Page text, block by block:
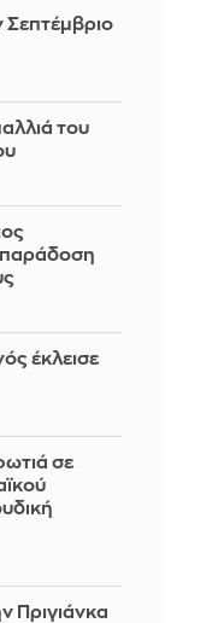
Σεπτέμβριο
του
παράδοση
έκλεισε
σε
Πριγιάνκα